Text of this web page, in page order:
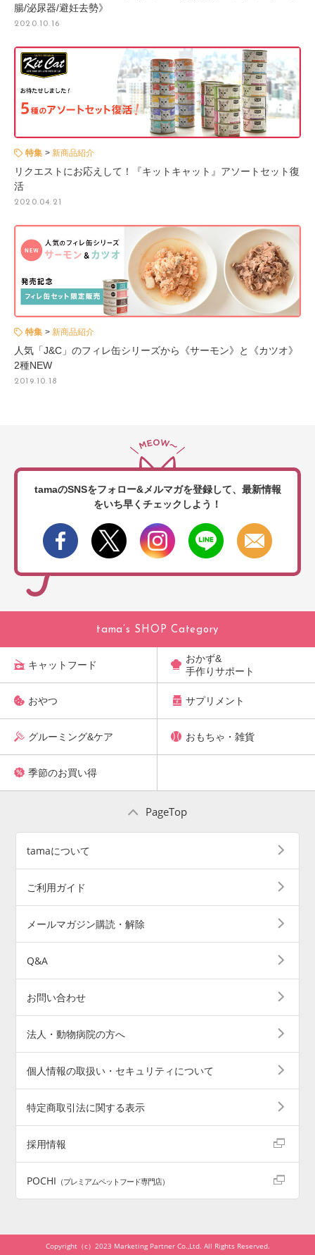
腸/泌尿器/避妊去勢》
2020.10.16
特集 新商品紹介
リクエストにお応えして！『キットキャット』アソートセット復
活
2020.04.21
特集 新商品紹介
人気「J&C」のフィレ缶シリーズから《サーモン》と《カツオ》
2種NEW
2019.10.18
tamaのSNSをフォロー&メルマガを登録して、 最新情報
をいち早くチェックしよう！
tama’s SHOP Category
キャットフード
おかず&
手作りサポート
おやつ サプリメント
グルーミング&ケア おもちゃ・雑貨
季節のお買い得
PageTop
tamaについて
ご利用ガイド
メールマガジン購読・解除
Q&A
お問い合わせ
法人・動物病院の方へ
個人情報の取扱い・セキュリティについて
特定商取引法に関する表示
採用情報
POCHI （プレミアムペットフード専門店）
Copyright（c）2023 Marketing Partner Co.,Ltd. All Rights Reserved.